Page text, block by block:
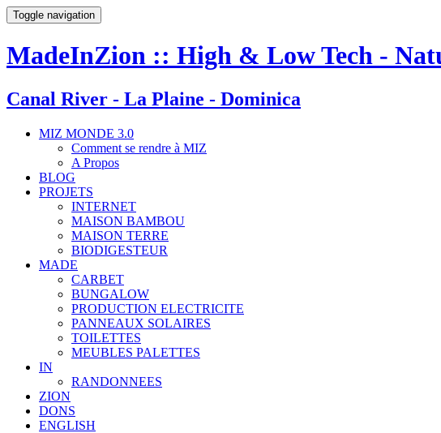
Toggle navigation
MadeInZion :: High & Low Tech -
Canal River - La Plaine - Dominica
MIZ MONDE 3.0
Comment se rendre à MIZ
A Propos
BLOG
PROJETS
INTERNET
MAISON BAMBOU
MAISON TERRE
BIODIGESTEUR
MADE
CARBET
BUNGALOW
PRODUCTION ELECTRICITE
PANNEAUX SOLAIRES
TOILETTES
MEUBLES PALETTES
IN
RANDONNEES
ZION
DONS
ENGLISH